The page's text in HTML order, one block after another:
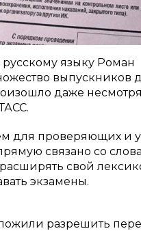
языку Роман
выпускников
даже несмотря
для проверяющих и
связано со
свой
экзамены.
разрешить